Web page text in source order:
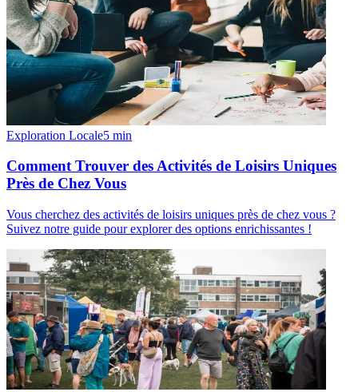
Exploration Locale5 min
Comment Trouver des Activités de Loisirs Uniques
Près de Chez Vous
Vous cherchez des activités de loisirs uniques près de chez vous ?
Suivez notre guide pour explorer des options enrichissantes !